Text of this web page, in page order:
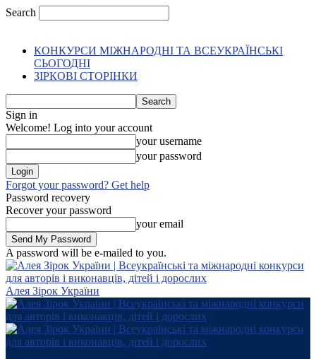
Search
КОНКУРСИ МІЖНАРОДНІ ТА ВСЕУКРАЇНСЬКІ
СЬОГОДНІ
ЗІРКОВІ СТОРІНКИ
Sign in
Welcome! Log into your account
your username
your password
Forgot your password? Get help
Password recovery
Recover your password
your email
A password will be e-mailed to you.
Алея Зірок України